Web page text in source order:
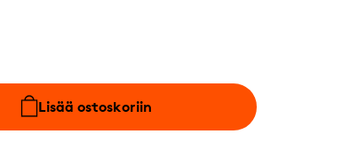
Lisää ostoskoriin